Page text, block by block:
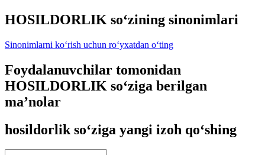
HOSILDORLIK so‘zining sinonimlari
Sinonimlarni ko‘rish uchun ro‘yxatdan o‘ting
Foydalanuvchilar tomonidan
HOSILDORLIK so‘ziga berilgan
ma’nolar
hosildorlik so‘ziga yangi izoh qo‘shing